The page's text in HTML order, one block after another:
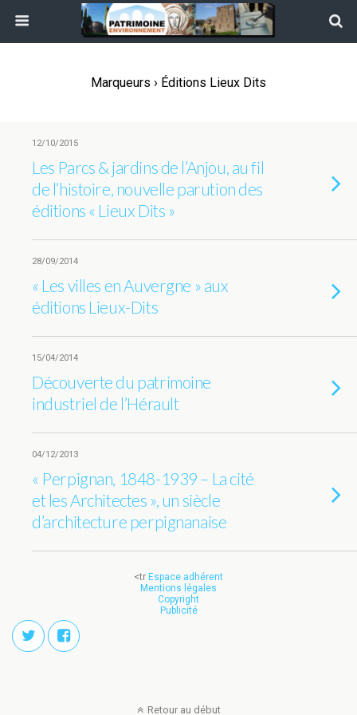
Marqueurs › Éditions Lieux Dits
12/10/2015
Les Parcs & jardins de l’Anjou, au fil
de l’histoire, nouvelle parution des
éditions « Lieux Dits »
28/09/2014
« Les villes en Auvergne » aux
éditions Lieux-Dits
15/04/2014
Découverte du patrimoine
industriel de l’Hérault
04/12/2013
« Perpignan, 1848-1939 – La cité
et les Architectes », un siècle
d’architecture perpignanaise
<tr Espace adhérent
Mentions légales
Copyright
Publicité
Retour au début